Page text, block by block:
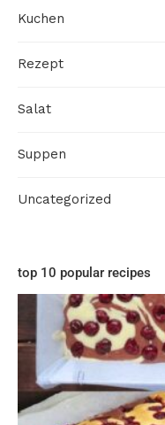
Kuchen
Rezept
Salat
Suppen
Uncategorized
top 10 popular recipes